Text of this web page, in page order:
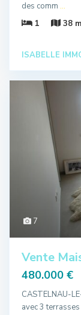
des comm ...
1
38 m
ISABELLE
7
Vente
480.000 €
CASTELNAU-
avec 3